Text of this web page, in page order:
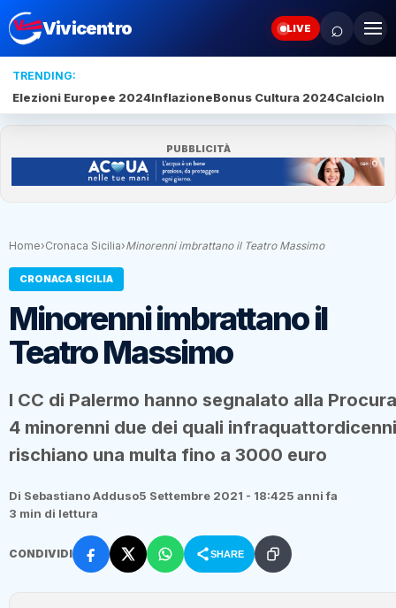
Vivicentro LIVE ⌕
TRENDING:
Elezioni Europee 2024InflazioneBonus Cultura 2024Calcio
PUBBLICITÀ
Home›Cronaca Sicilia›Minorenni imbrattano il Teatro Massimo
CRONACA SICILIA
Minorenni imbrattano il
Teatro Massimo
I CC di Palermo hanno segnalato alla
4 minorenni due dei quali
rischiano una multa fino a 3000 euro
Di Sebastiano Adduso5 Settembre 2021 - 18:425 anni fa
3 min di lettura
CONDIVIDI SHARE